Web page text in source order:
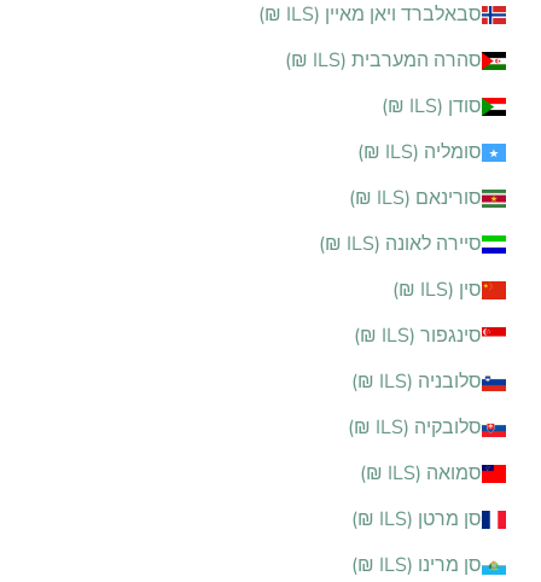
סבאלברד ויאן מאיין (ILS ₪)
סהרה המערבית (ILS ₪)
סודן (ILS ₪)
סומליה (ILS ₪)
סורינאם (ILS ₪)
סיירה לאונה (ILS ₪)
סין (ILS ₪)
סינגפור (ILS ₪)
סלובניה (ILS ₪)
סלובקיה (ILS ₪)
סמואה (ILS ₪)
סן מרטן (ILS ₪)
סן מרינו (ILS ₪)